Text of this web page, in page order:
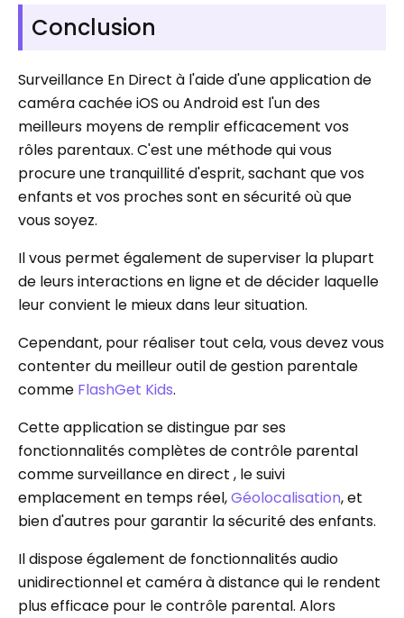
Conclusion
Surveillance En Direct à l'aide d'une application de
caméra cachée iOS ou Android est l'un des
meilleurs moyens de remplir efficacement vos
rôles parentaux. C'est une méthode qui vous
procure une tranquillité d'esprit, sachant que vos
enfants et vos proches sont en sécurité où que
vous soyez.
Il vous permet également de superviser la plupart
de leurs interactions en ligne et de décider laquelle
leur convient le mieux dans leur situation.
Cependant, pour réaliser tout cela, vous devez vous
contenter du meilleur outil de gestion parentale
comme FlashGet Kids.
Cette application se distingue par ses
fonctionnalités complètes de contrôle parental
comme surveillance en direct , le suivi
emplacement en temps réel,Géolocalisation, et
bien d'autres pour garantir la sécurité des enfants.
Il dispose également de fonctionnalités audio
unidirectionnel et caméra à distance qui le rendent
plus efficace pour le contrôle parental. Alors